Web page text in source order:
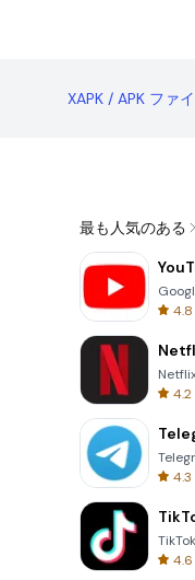
XAPK / APK ファ
最も人気のある
4.8
4.2
4.3
4.6